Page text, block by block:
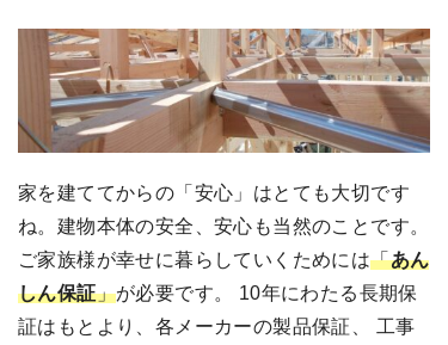
家を建ててからの「安心」はとても大切です
ね。建物本体の安全、安心も当然のことです。
ご家族様が幸せに暮らしていくためには「あん
しん保証」が必要です。 10年にわたる長期保
証はもとより、各メーカーの製品保証、 工事